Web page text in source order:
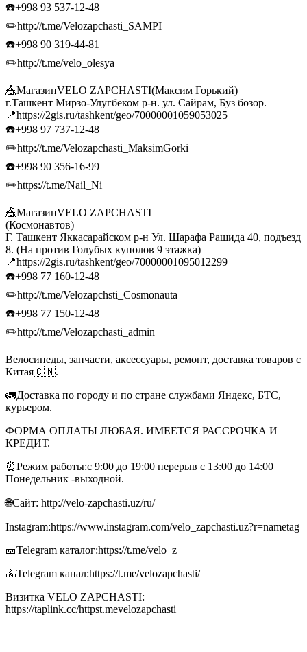
☎️+998 93 537-12-48
✏️http://t.me/Velozapchasti_SAMPI
☎️+998 90 319-44-81
✏️http://t.me/velo_olesya
🎪МагазинVELO ZAPCHASTI(Максим Горький)
г.Ташкент Мирзо-Улугбеком р-н. ул. Сайрам, Буз бозор.
📍https://2gis.ru/tashkent/geo/70000001059053025
☎️+998 97 737-12-48
✏️http://t.me/Velozapchasti_MaksimGorki
☎️+998 90 356-16-99
✏️https://t.me/Nail_Ni
🎪МагазинVELO ZAPCHASTI
(Космонавтов)
Г. Ташкент Яккасарайском р-н Ул. Шарафа Рашида 40, подъезд
8. (На против Голубых куполов 9 этажка)
📍https://2gis.ru/tashkent/geo/70000001095012299
☎️+998 77 160-12-48
✏️http://t.me/Velozapchsti_Cosmonauta
☎️+998 77 150-12-48
✏️http://t.me/Velozapchasti_admin
Велосипеды, запчасти, аксессуары, ремонт, доставка товаров с
Китая🇨🇳.
🚛Доставка по городу и по стране службами Яндекс, БТС,
курьером.
ФОРМА ОПЛАТЫ ЛЮБАЯ. ИМЕЕТСЯ РАССРОЧКА И
КРЕДИТ.
⏰Режим работы:с 9:00 до 19:00 перерыв с 13:00 до 14:00
Понедельник -выходной.
🌐Сайт: http://velo-zapchasti.uz/ru/
Instagram:https://www.instagram.com/velo_zapchasti.uz?r=nametag
🎫Telegram каталог:https://t.me/velo_z
🚴Telegram канал:https://t.me/velozapchasti/
Визитка VELO ZAPCHASTI:
https://taplink.cc/httpst.mevelozapchasti